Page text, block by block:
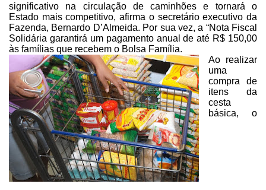
significativo na circulação de caminhões e tornará o
Estado mais competitivo, afirma o secretário executivo da
Fazenda, Bernardo D’Almeida. Por sua vez, a “Nota Fiscal
Solidária garantirá um pagamento anual de até R$ 150,00
às famílias que recebem o Bolsa Família.
Ao realizar
uma
compra de
itens da
cesta
básica, o